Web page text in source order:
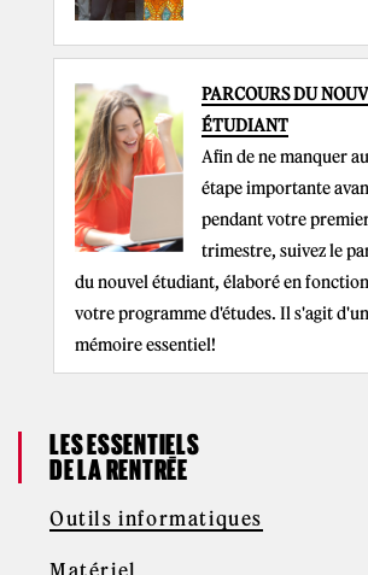
PARCOURS DU
ÉTUDIANT
Afin de ne manquer
étape importante
pendant votre
trimestre, suivez le
du nouvel étudiant, élaboré en
votre programme d'études. Il s'agit
mémoire essentiel!
LES ESSENTIELS
DE LA RENTRÉE
Outils informatiques
Matériel